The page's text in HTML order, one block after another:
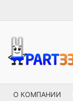
О КОМПАНИИ